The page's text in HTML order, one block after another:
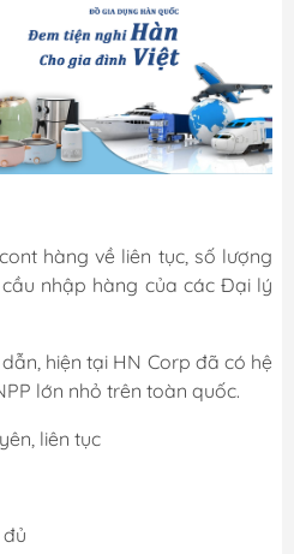
hàng về liên tục, số lượng
nhập hàng của các Đại lý
hiện tại HN Corp đã có hệ
lớn nhỏ trên toàn quốc.
liên tục